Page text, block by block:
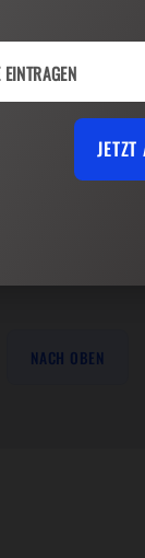
ABO
NACH OBEN